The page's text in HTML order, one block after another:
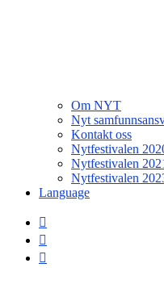
Om NYT
Nyt
Kontakt oss
Nytfestivalen
Nytfestivalen
Nytfestivalen
Language